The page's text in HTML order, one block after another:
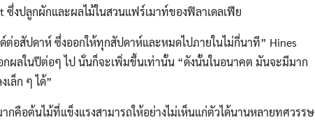
งปลูกผักและผลไม้ในสวนแฟร์เมาท์ของฟิลาเดลเฟีย
ต่อสัปดาห์ ซึ่งออกให้ทุกสัปดาห์และหมดไปภายในไม่กี่นาที” Hines
ผลในปีต่อๆ ไป นั่นก็จะเพิ่มขึ้นเท่านั้น “ดังนั้นในอนาคต มันจะมีมาก
ล็ก ๆ ได้”
คือต้นไม้ที่แข็งแรงสามารถให้อย่างไม่เห็นแก่ตัวได้นานหลายทศวรรษ